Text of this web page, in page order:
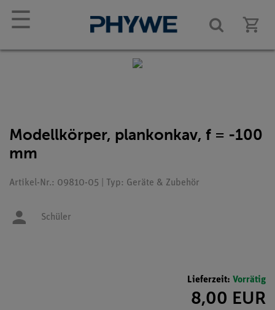
☰
Modellkörper, plankonkav, f = -100
mm
Artikel-Nr.: 09810-05 | Typ: Geräte & Zubehör
Schüler
Lieferzeit: Vorrätig
8,00 EUR